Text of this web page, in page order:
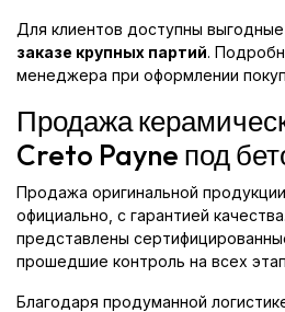
Для клиентов доступны
заказе крупных партий.
менеджера при оформлении
Продажа
Creto Payne под
Продажа оригинальной
официально, с гарантией
представлены
прошедшие контроль на всех
Благодаря продуманной